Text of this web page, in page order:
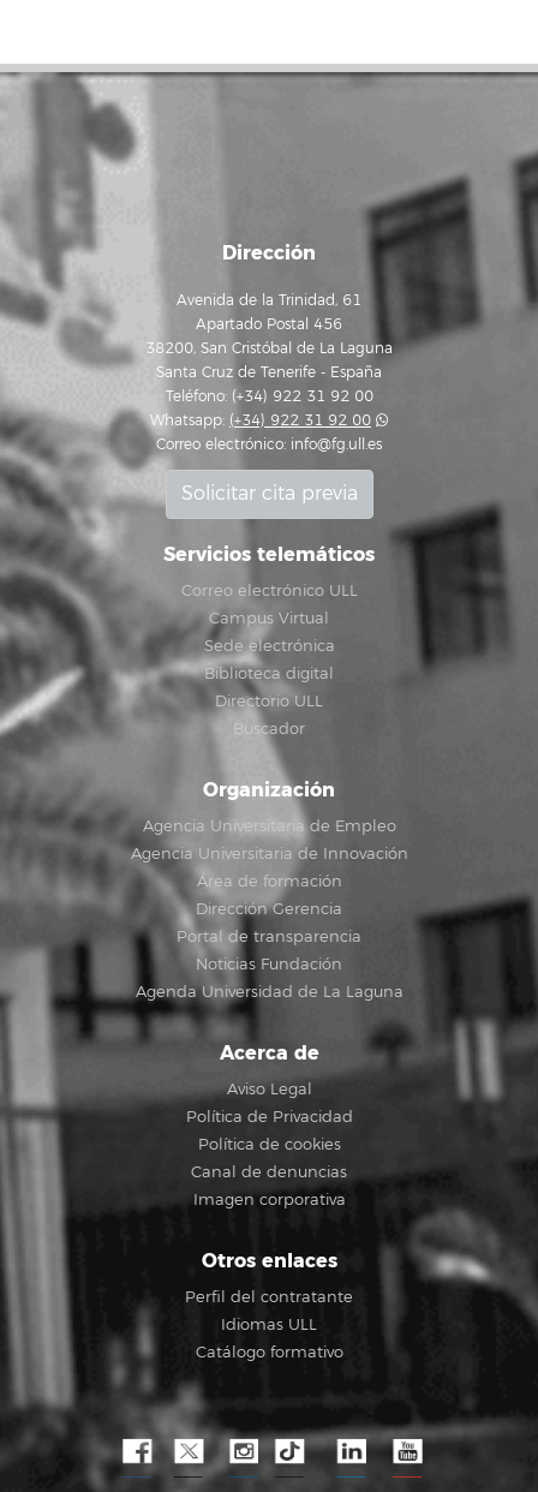
Dirección
Avenida de la Trinidad, 61
Apartado Postal 456
38200, San Cristóbal de La Laguna
Santa Cruz de Tenerife - España
Teléfono: (+34) 922 31 92 00
Whatsapp: (+34) 922 31 92 00
Correo electrónico: info@fg.ull.es
Solicitar cita previa
Servicios telemáticos
Correo electrónico ULL
Campus Virtual
Sede electrónica
Biblioteca digital
Directorio ULL
Buscador
Organización
Agencia Universitaria de Empleo
Agencia Universitaria de Innovación
Área de formación
Dirección Gerencia
Portal de transparencia
Noticias Fundación
Agenda Universidad de La Laguna
Acerca de
Aviso Legal
Política de Privacidad
Política de cookies
Canal de denuncias
Imagen corporativa
Otros enlaces
Perfil del contratante
Idiomas ULL
Catálogo formativo